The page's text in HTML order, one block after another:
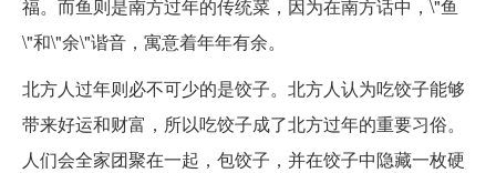
福。而鱼则是南方过年的传统菜，因为在南方话中，\"鱼
\"和\"余\"谐音，寓意着年年有余。
北方人过年则必不可少的是饺子。北方人认为吃饺子能够
带来好运和财富，所以吃饺子成了北方过年的重要习俗。
人们会全家团聚在一起，包饺子，并在饺子中隐藏一枚硬